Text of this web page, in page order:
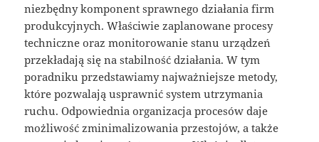
niezbędny komponent sprawnego działania firm
produkcyjnych. Właściwie zaplanowane procesy
techniczne oraz monitorowanie stanu urządzeń
przekładają się na stabilność działania. W tym
poradniku przedstawiamy najważniejsze metody,
które pozwalają usprawnić system utrzymania
ruchu. Odpowiednia organizacja procesów daje
możliwość zminimalizowania przestojów, a także